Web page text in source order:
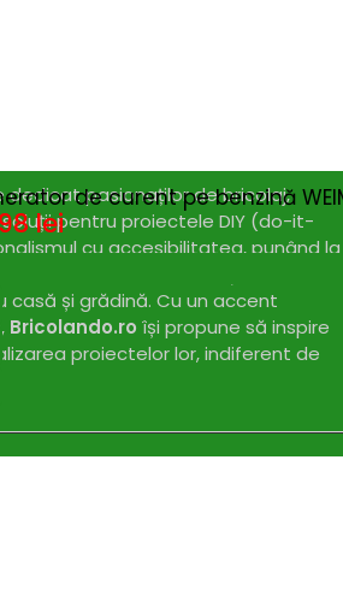
de curent pe benzină
lei
dedicat pasionaților de bricolaj,
pentru proiectele DIY (do-it-
cu accesibilitatea, punând la
calitate, de la unelte și materiale
și grădină. Cu un accent
Bricolando.ro își propune să inspire
proiectelor lor, indiferent de